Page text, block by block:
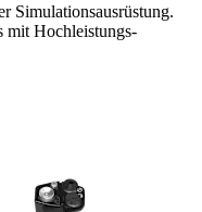
Simulationsausrüstung.
mit Hochleistungs-